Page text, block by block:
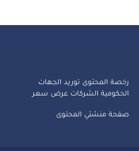
رخصة المحتوى توريد الجهات
الحكومية الشركات عرض سعر
صفحة منشئي المحتوى